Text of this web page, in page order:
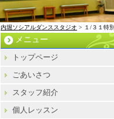
内堀ソシアルダンススタジオ > １/３１特
メニュー
トップページ
ごあいさつ
スタッフ紹介
個人レッスン